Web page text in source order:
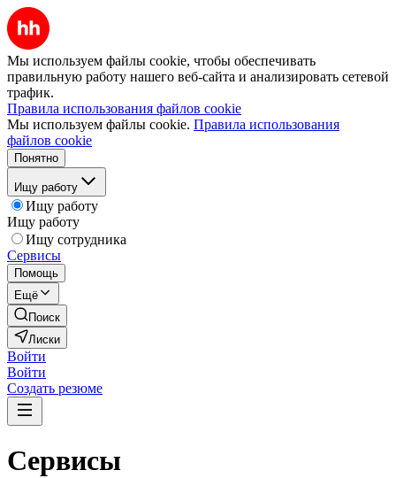
Мы используем файлы cookie, чтобы обеспечивать
правильную работу нашего веб-сайта и анализировать сетевой
трафик.
Правила использования файлов cookie
Мы используем файлы cookie. Правила использования
файлов cookie
Понятно
Ищу работу
Ищу работу
Ищу работу
Ищу сотрудника
Сервисы
Помощь
Ещё
Поиск
Лиски
Войти
Войти
Создать резюме
Сервисы